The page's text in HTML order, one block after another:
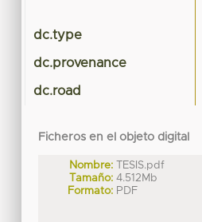
dc.type
dc.provenance
dc.road
Ficheros en el objeto digital
Nombre: TESIS.pdf
Tamaño: 4.512Mb
Formato: PDF